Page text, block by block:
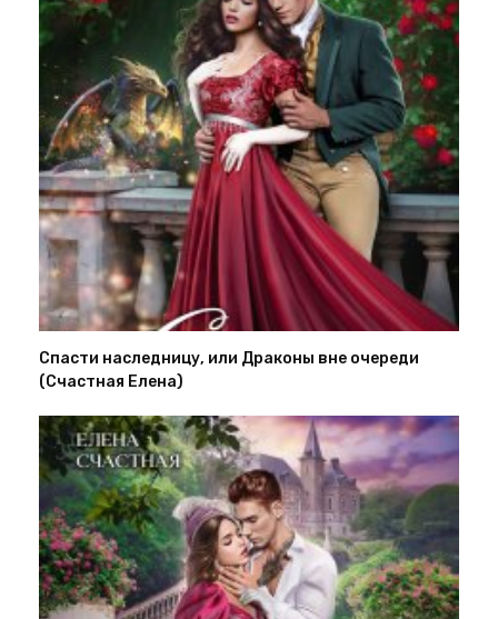
Спасти наследницу, или Драконы вне очереди
(Счастная Елена)